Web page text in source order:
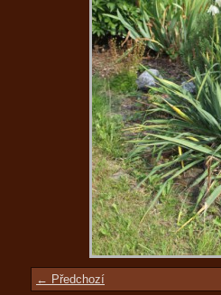
← Předchozí